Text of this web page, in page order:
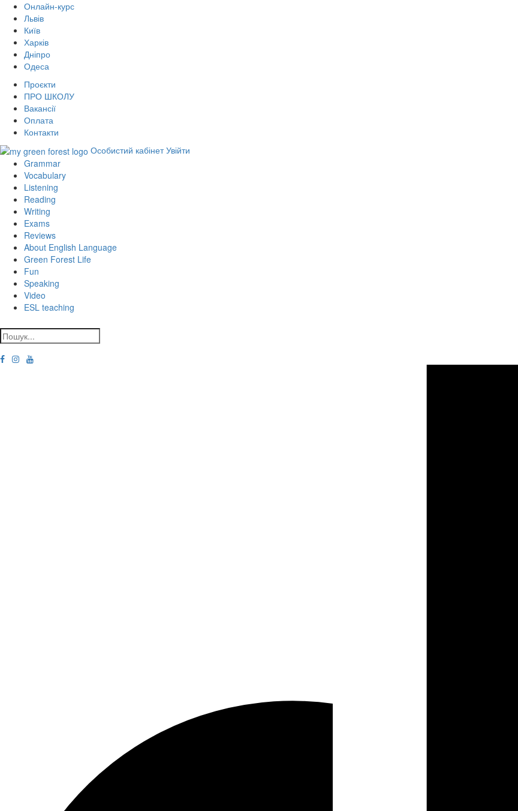
Онлайн-курс
Львів
Київ
Харків
Дніпро
Одеса
Проєкти
ПРО ШКОЛУ
Вакансії
Оплата
Контакти
Особистий кабінет Увійти
Grammar
Vocabulary
Listening
Reading
Writing
Exams
Reviews
About English Language
Green Forest Life
Fun
Speaking
Video
ESL teaching